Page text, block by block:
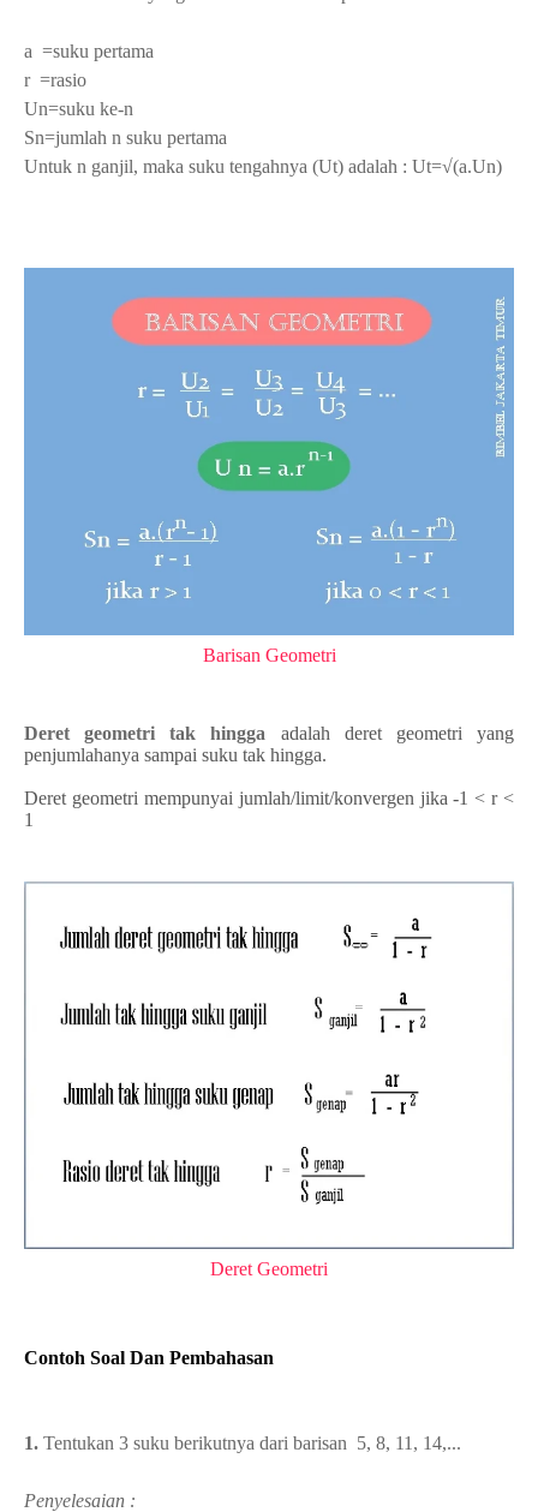
a =suku pertama
r =rasio
Un=suku ke-n
Sn=jumlah n suku pertama
Untuk n ganjil, maka suku tengahnya (Ut) adalah : Ut=√(a.Un)
Barisan Geometri
Deret geometri tak hingga adalah deret geometri yang
penjumlahanya sampai suku tak hingga.
Deret geometri mempunyai jumlah/limit/konvergen jika -1 < r <
1
Deret Geometri
Contoh Soal Dan Pembahasan
1. Tentukan 3 suku berikutnya dari barisan 5, 8, 11, 14,...
Penyelesaian :